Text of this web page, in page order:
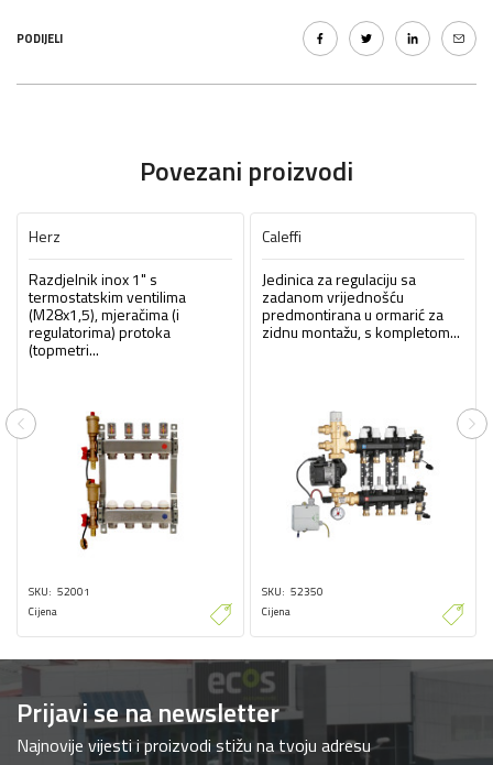
PODIJELI
Povezani proizvodi
Herz
Razdjelnik inox 1" s
termostatskim ventilima
(M28x1,5), mjeračima (i
regulatorima) protoka
(topmetri...
SKU 52001
Cijena
Caleffi
Jedinica za regulaciju sa
zadanom vrijednošću
predmontirana u ormarić za
zidnu montažu, s kompletom...
SKU 52350
Cijena
Previous
Prijavi se na newsletter
Najnovije vijesti i proizvodi stižu na tvoju adresu